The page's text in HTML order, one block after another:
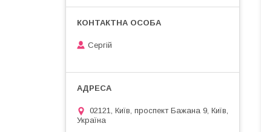
Сергій
02121, Київ, проспект Бажана 9, Київ,
Україна